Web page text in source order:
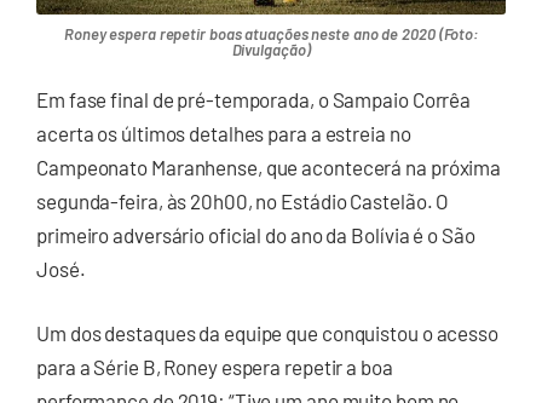
Roney espera repetir boas atuações neste ano de 2020 (Foto:
Divulgação)
Em fase final de pré-temporada, o Sampaio Corrêa
acerta os últimos detalhes para a estreia no
Campeonato Maranhense, que acontecerá na próxima
segunda-feira, às 20h00, no Estádio Castelão. O
primeiro adversário oficial do ano da Bolívia é o São
José.
Um dos destaques da equipe que conquistou o acesso
para a Série B, Roney espera repetir a boa